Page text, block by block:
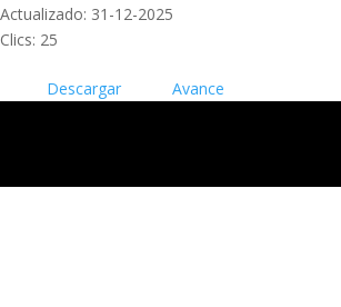
Actualizado: 31-12-2025
Clics: 25
Descargar Avance